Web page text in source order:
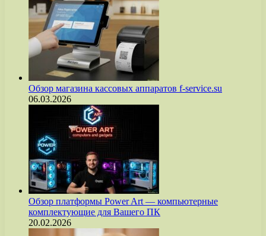
Обзор магазина кассовых аппаратов f-service.su
06.03.2026
Обзор платформы Power Art — компьютерные
комплектующие для Вашего ПК
20.02.2026